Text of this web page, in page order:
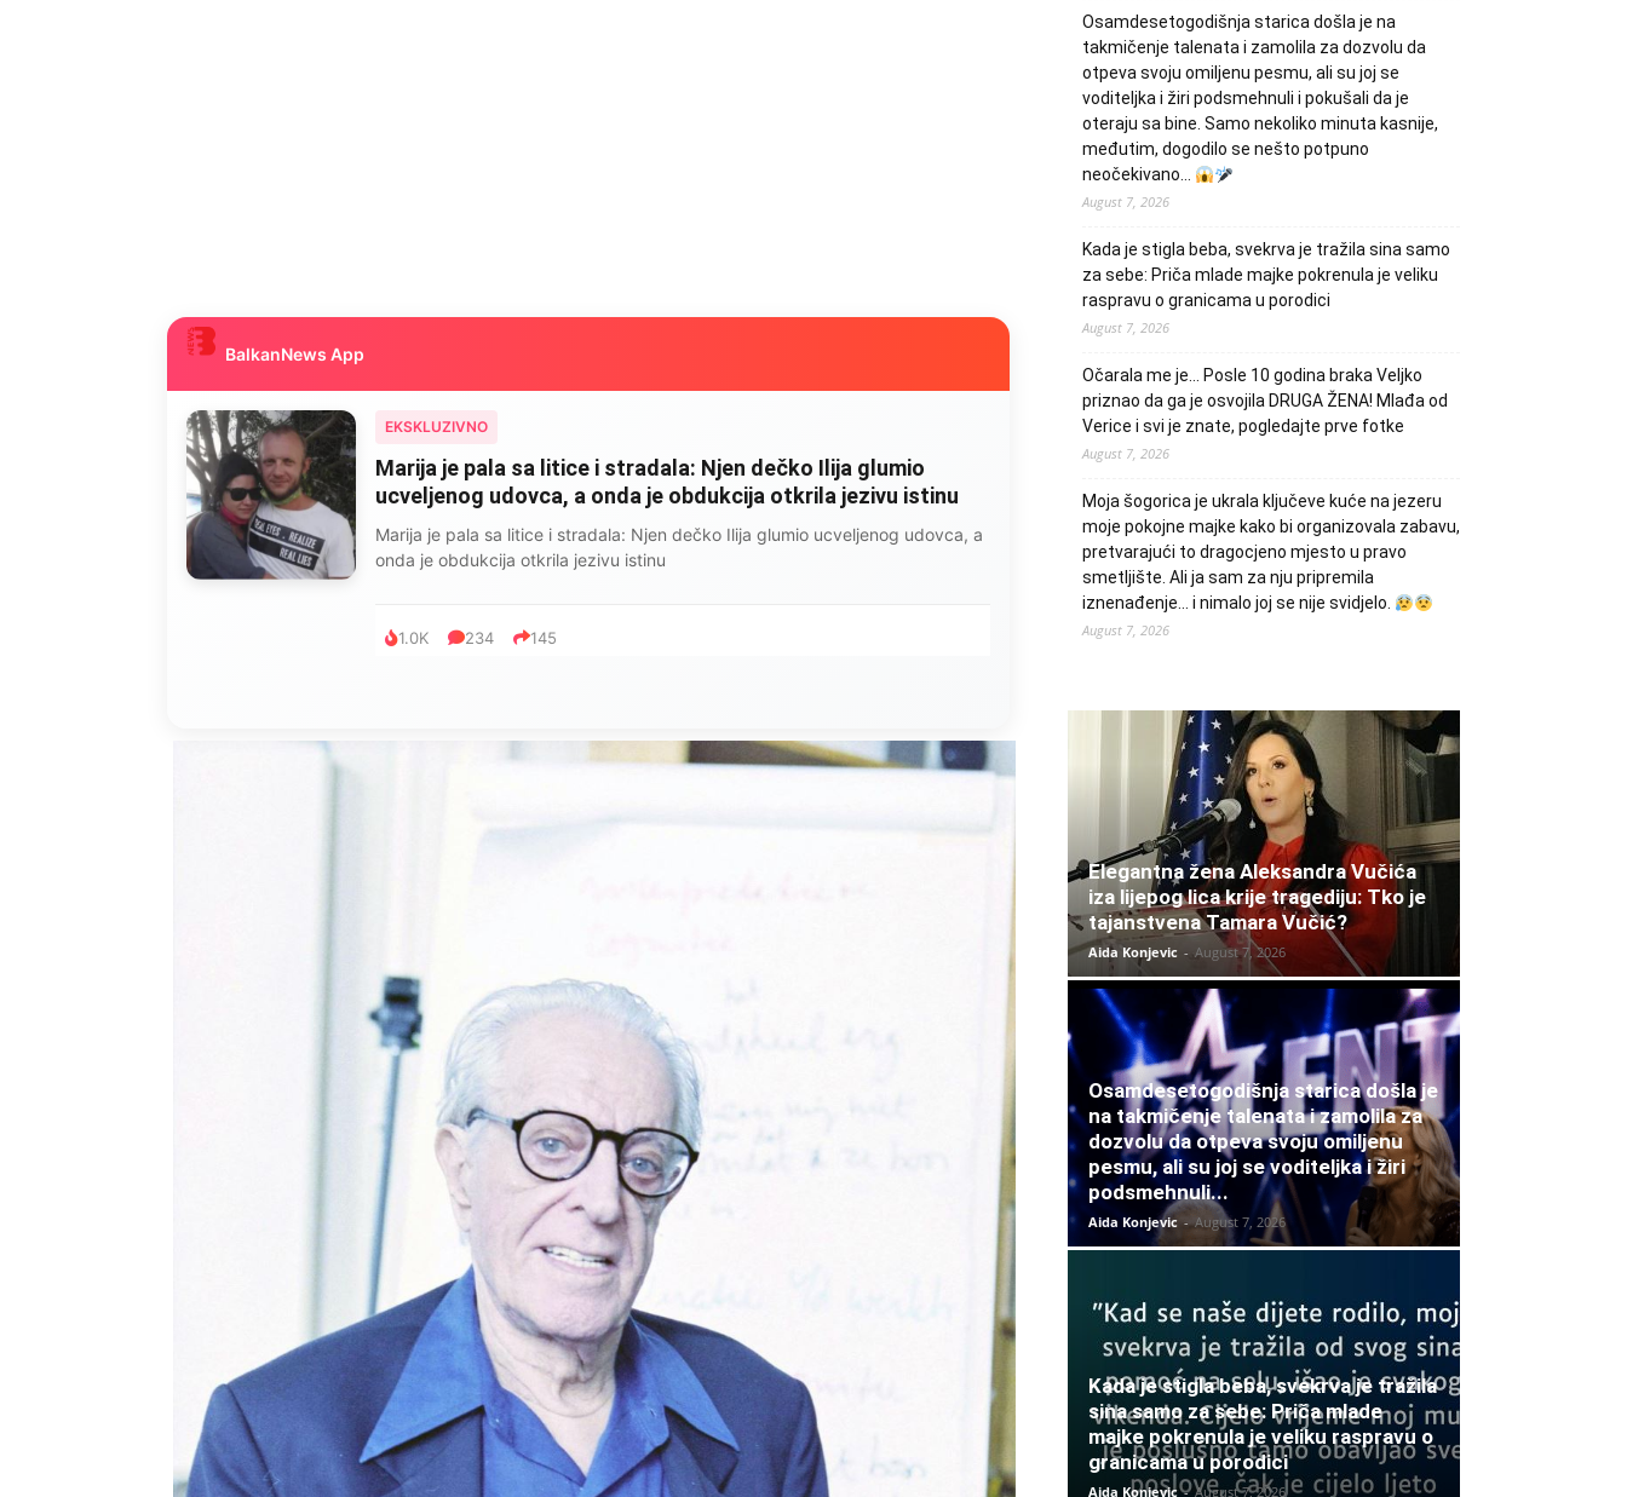
BalkanNews App
EKSKLUZIVNO
Marija je pala sa litice i stradala: Njen dečko Ilija glumio
ucveljenog udovca, a onda je obdukcija otkrila jezivu istinu
Marija je pala sa litice i stradala: Njen dečko Ilija glumio ucveljenog udovca, a
onda je obdukcija otkrila jezivu istinu
1.0K 234 145
Osamdesetogodišnja starica došla je na
takmičenje talenata i zamolila za dozvolu da
otpeva svoju omiljenu pesmu, ali su joj se
voditeljka i žiri podsmehnuli i pokušali da je
oteraju sa bine. Samo nekoliko minuta kasnije,
međutim, dogodilo se nešto potpuno
neočekivano…
August 7, 2026
Kada je stigla beba, svekrva je tražila sina samo
za sebe: Priča mlade majke pokrenula je veliku
raspravu o granicama u porodici
August 7, 2026
Očarala me je… Posle 10 godina braka Veljko
priznao da ga je osvojila DRUGA ŽENA! Mlađa od
Verice i svi je znate, pogledajte prve fotke
August 7, 2026
Moja šogorica je ukrala ključeve kuće na jezeru
moje pokojne majke kako bi organizovala zabavu,
pretvarajući to dragocjeno mjesto u pravo
smetljište. Ali ja sam za nju pripremila
iznenađenje… i nimalo joj se nije svidjelo.
August 7, 2026
Elegantna žena Aleksandra Vučića
iza lijepog lica krije tragediju: Tko je
tajanstvena Tamara Vučić?
Aida Konjevic - August 7, 2026
Osamdesetogodišnja starica došla je
na takmičenje talenata i zamolila za
dozvolu da otpeva svoju omiljenu
pesmu, ali su joj se voditeljka i žiri
podsmehnuli...
Aida Konjevic - August 7, 2026
Kada je stigla beba, svekrva je tražila
sina samo za sebe: Priča mlade
majke pokrenula je veliku raspravu o
granicama u porodici
Aida Konjevic - August 7, 2026